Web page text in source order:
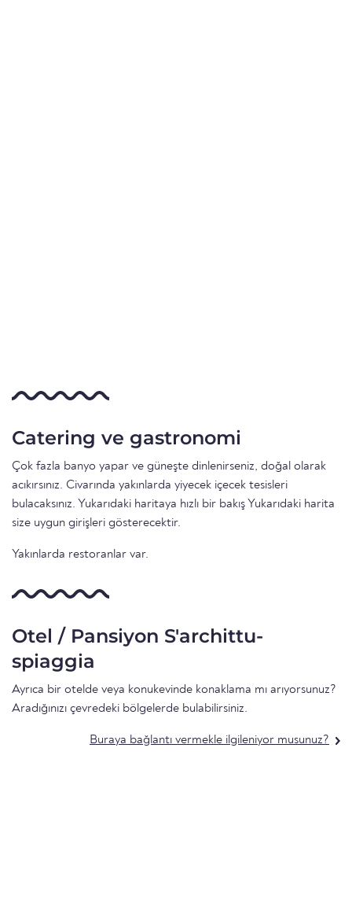
Catering ve gastronomi
Çok fazla banyo yapar ve güneşte dinlenirseniz, doğal olarak
acıkırsınız. Civarında yakınlarda yiyecek içecek tesisleri
bulacaksınız. Yukarıdaki haritaya hızlı bir bakış Yukarıdaki harita
size uygun girişleri gösterecektir.
Yakınlarda restoranlar var.
Otel / Pansiyon S'archittu-
spiaggia
Ayrıca bir otelde veya konukevinde konaklama mı arıyorsunuz?
Aradığınızı çevredeki bölgelerde bulabilirsiniz.
Buraya bağlantı vermekle ilgileniyor musunuz?